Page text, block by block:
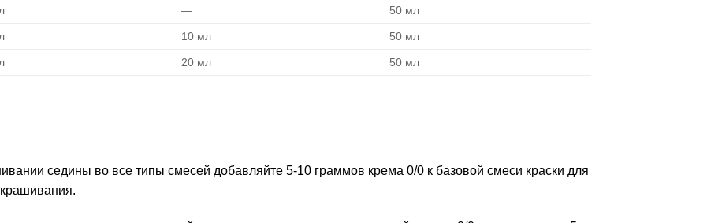
— 50 мл
10 мл 50 мл
20 мл 50 мл
седины во все типы смесей добавляйте 5-10 граммов крема 0/0 к базовой смеси краски для